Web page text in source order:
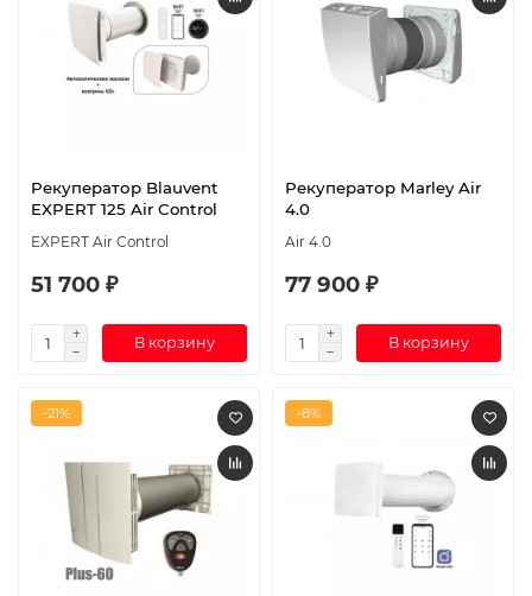
Рекуператор Blauvent
EXPERT 125 Air Control
EXPERT Air Control
51 700 ₽
В корзину
Рекуператор Marley Air
4.0
Air 4.0
77 900 ₽
В корзину
-21% -8%